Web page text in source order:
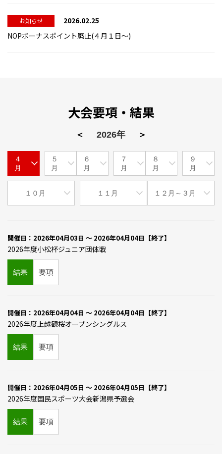
お知らせ
2026.02.25
NOPボーナスポイント廃止(４月１日～)
大会要項・結果
＜ 2026年 ＞
４
月
５
月
６
月
７
月
８
月
９
月
１０月 １１月 １２月～３月
開催日：2026年04月03日 ～ 2026年04月04日【終了】
2026年度小松杯ジュニア団体戦
結果 要項
開催日：2026年04月04日 ～ 2026年04月04日【終了】
2026年度上越観桜オープンシングルス
結果 要項
開催日：2026年04月05日 ～ 2026年04月05日【終了】
2026年度国民スポーツ大会新潟県予選会
結果 要項